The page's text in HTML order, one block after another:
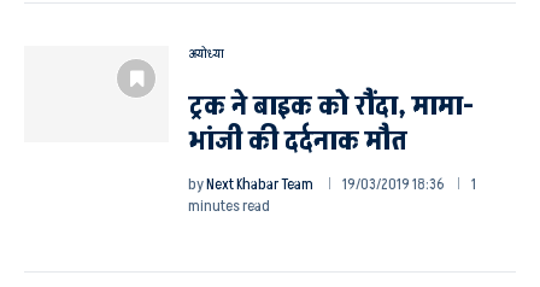
अयोध्या
ट्रक ने बाइक को रौंदा, मामा-
भांजी की दर्दनाक मौत
byNext Khabar Team 19/03/2019 18:36
1
minutes read